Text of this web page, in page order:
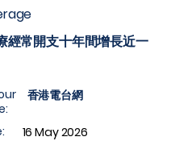
經常開支十年間增長近一
香港電台網
16 May 2026